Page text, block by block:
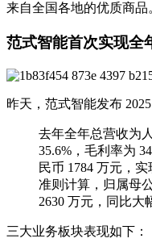
来自全国各地的优质商品
范式智能首次实现全
昨天，范式智能发布
去年全年总营收为
35.6%，毛利率为
民币 1784 万元，
准则计算，归属母
2630 万元，同比大
三大业务板块表现如下：